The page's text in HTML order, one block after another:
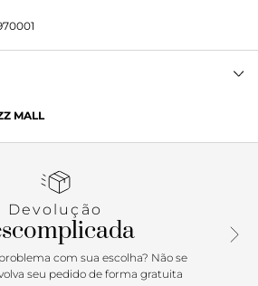
por sua construção em malha
e glam, traz ainda o detalhe da
"algo a mais"? É essa! Comprimento
MALL
Devolução
com sua escolha? Não se
seu pedido de forma gratuita